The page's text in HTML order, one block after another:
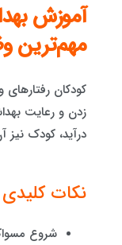
آموزش
مهم‌ترین
کودکان رفتارهای
زدن و رعایت
درآید، کودک نیز
نکات
شروع